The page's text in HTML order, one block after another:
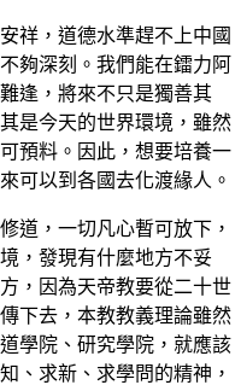
，道德水準趕不上中國
夠深刻。我們能在鐳力阿
逢，將來不只是獨善其
是今天的世界環境，雖然
預料。因此，想要培養一
可以到各國去化渡緣人。
，一切凡心暫可放下，
，發現有什麼地方不妥
，因為天帝教要從二十世
下去，本教教義理論雖然
學院、研究學院，就應該
、求新、求學問的精神，